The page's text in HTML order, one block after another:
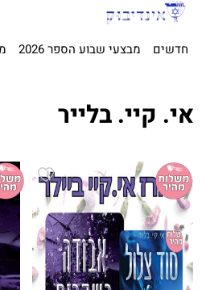
חדשים מבצעי שבוע הספר 2026
אי. קיי. בלייר